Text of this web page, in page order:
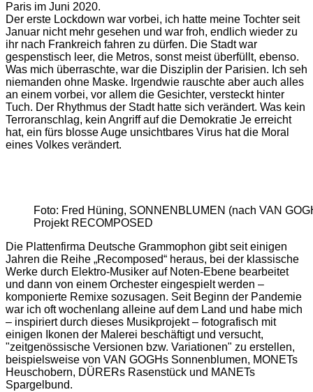
Paris im Juni 2020.
Der erste Lockdown war vorbei, ich hatte meine Tochter seit
Januar nicht mehr gesehen und war froh, endlich wieder zu
ihr nach Frankreich fahren zu dürfen. Die Stadt war
gespenstisch leer, die Metros, sonst meist überfüllt, ebenso.
Was mich überraschte, war die Disziplin der Parisien. Ich seh
niemanden ohne Maske. Irgendwie rauschte aber auch alles
an einem vorbei, vor allem die Gesichter, versteckt hinter
Tuch. Der Rhythmus der Stadt hatte sich verändert. Was kein
Terroranschlag, kein Angriff auf die Demokratie Je erreicht
hat, ein fürs blosse Auge unsichtbares Virus hat die Moral
eines Volkes verändert.
Foto: Fred Hüning, SONNENBLUMEN (nach VAN
Projekt RECOMPOSED
Die Plattenfirma Deutsche Grammophon gibt seit einigen
Jahren die Reihe „Recomposed“ heraus, bei der klassische
Werke durch Elektro-Musiker auf Noten-Ebene bearbeitet
und dann von einem Orchester eingespielt werden –
komponierte Remixe sozusagen. Seit Beginn der Pandemie
war ich oft wochenlang alleine auf dem Land und habe mich
– inspiriert durch dieses Musikprojekt – fotografisch mit
einigen Ikonen der Malerei beschäftigt und versucht,
"zeitgenössische Versionen bzw. Variationen" zu erstellen,
beispielsweise von VAN GOGHs Sonnenblumen, MONETs
Heuschobern, DÜRERs Rasenstück und MANETs
Spargelbund.